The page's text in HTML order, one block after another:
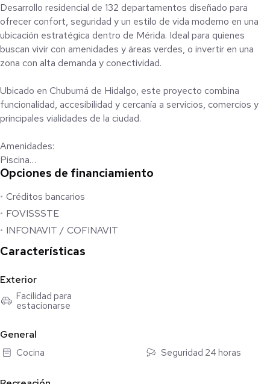
Desarrollo residencial de 132 departamentos diseñado para
ofrecer confort, seguridad y un estilo de vida moderno en una
ubicación estratégica dentro de Mérida. Ideal para quienes
buscan vivir con amenidades y áreas verdes, o invertir en una
zona con alta demanda y conectividad.
Ubicado en Chuburná de Hidalgo, este proyecto combina
funcionalidad, accesibilidad y cercanía a servicios, comercios y
principales vialidades de la ciudad.
Amenidades:
Piscina
Área de lectura
Cancha de pádel
Salón de usos múltiples con cocina
Área grill
Recepción
Modelo A
Sala / comedor
Área de lavado
Recámara principal con baño completo
Opciones de financiamiento
Créditos bancarios
FOVISSSTE
INFONAVIT / COFINAVIT
Características
Exterior
Facilidad para
estacionarse
General
Cocina Seguridad 24 horas